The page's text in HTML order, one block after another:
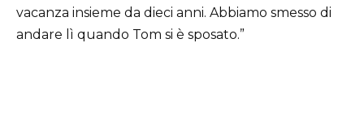
vacanza insieme da dieci anni. Abbiamo smesso di
andare lì quando Tom si è sposato.”